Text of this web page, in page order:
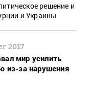
решение и
и Украины
2017
мир усилить
из-за нарушения